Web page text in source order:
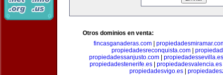
Otros dominios en venta:
fincasganaderas.com
propiedadesreconquista.com
propiedadessanjusto.com| propiedadessevilla.es
propiedadestenerife.es| propiedadesvalencia.es
propiedadesvigo.es|